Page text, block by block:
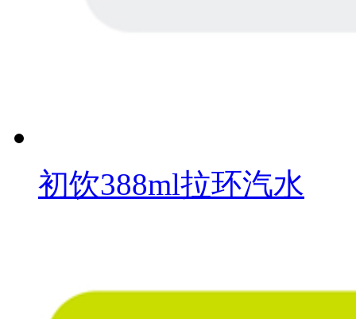
初饮388ml拉环汽水